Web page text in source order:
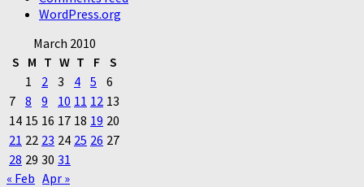
WordPress.org
March 2010
S M T W T F S
1
2 3 4 5
6
7 8 9 10 11 12 13
14 15 16 17 18 19 20
21 22 23 24 25 26 27
28 29 30 31
« Feb Apr »